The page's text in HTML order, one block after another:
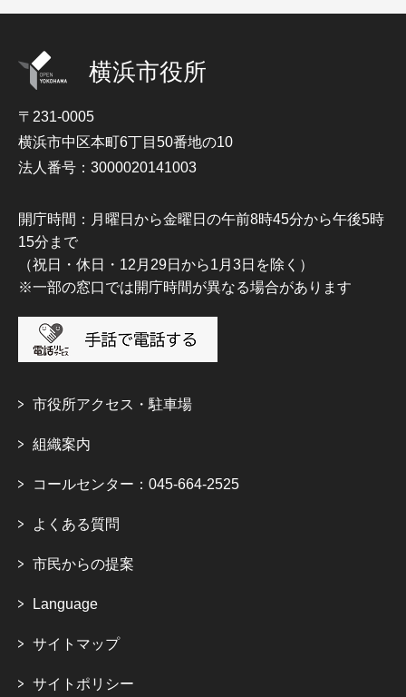
横浜市役所
〒231-0005
横浜市中区本町6丁目50番地の10
法人番号：3000020141003
開庁時間：月曜日から金曜日の午前8時45分から午後5時
15分まで
（祝日・休日・12月29日から1月3日を除く）
※一部の窓口では開庁時間が異なる場合があります
市役所アクセス・駐車場
組織案内
コールセンター：045-664-2525
よくある質問
市民からの提案
Language
サイトマップ
サイトポリシー